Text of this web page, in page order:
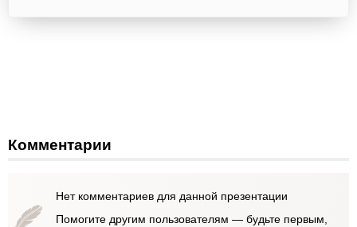
Комментарии
Нет комментариев для данной презентации
Помогите другим пользователям — будьте первым,